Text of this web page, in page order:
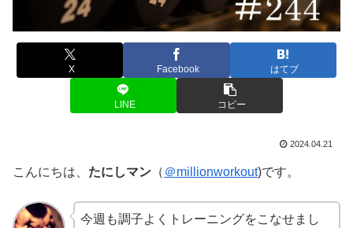
X Facebook はてブ
LINE コピー
2024.04.21
こんにちは、 たにしマン （ ＠millionworkout)です。
今週も調子よくトレーニングをこなせまし